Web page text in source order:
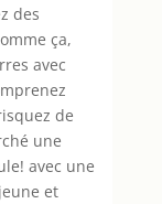
des
ça,
avec
de
une
avec une
et